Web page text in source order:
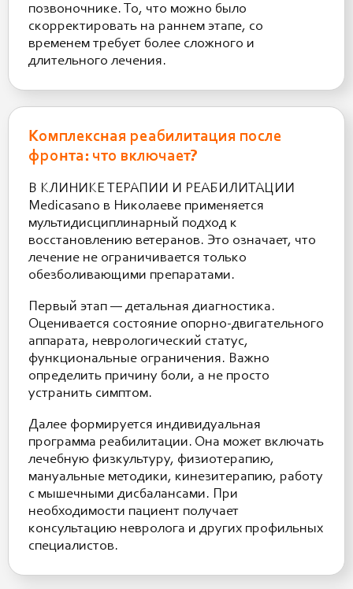
позвоночнике. То, что можно было
скорректировать на раннем этапе, со
временем требует более сложного и
длительного лечения.
Комплексная реабилитация после
фронта: что включает?
В КЛИНИКЕ ТЕРАПИИ И РЕАБИЛИТАЦИИ
Medicasano в Николаеве применяется
мультидисциплинарный подход к
восстановлению ветеранов. Это означает, что
лечение не ограничивается только
обезболивающими препаратами.
Первый этап — детальная диагностика.
Оценивается состояние опорно-двигательного
аппарата, неврологический статус,
функциональные ограничения. Важно
определить причину боли, а не просто
устранить симптом.
Далее формируется индивидуальная
программа реабилитации. Она может включать
лечебную физкультуру, физиотерапию,
мануальные методики, кинезитерапию, работу
с мышечными дисбалансами. При
необходимости пациент получает
консультацию невролога и других профильных
специалистов.